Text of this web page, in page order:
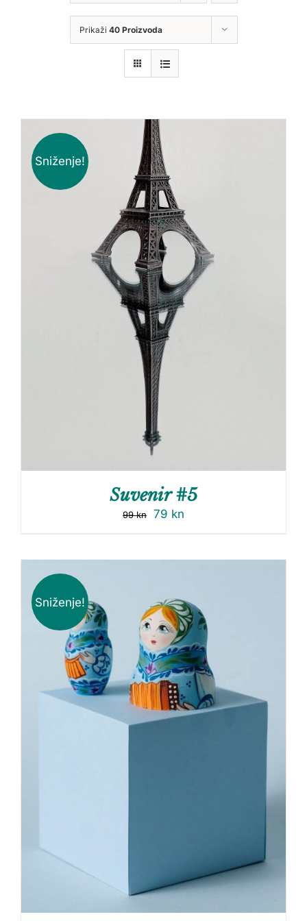
Prikaži 40 Proizvoda
Sniženje!
Suvenir #5
99kn 79 kn
Sniženje!